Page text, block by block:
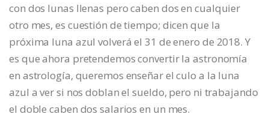
con dos lunas llenas pero caben dos en cualquier
otro mes, es cuestión de tiempo; dicen que la
próxima luna azul volverá el 31 de enero de 2018. Y
es que ahora pretendemos convertir la astronomía
en astrología, queremos enseñar el culo a la luna
azul a ver si nos doblan el sueldo, pero ni trabajando
el doble caben dos salarios en un mes.